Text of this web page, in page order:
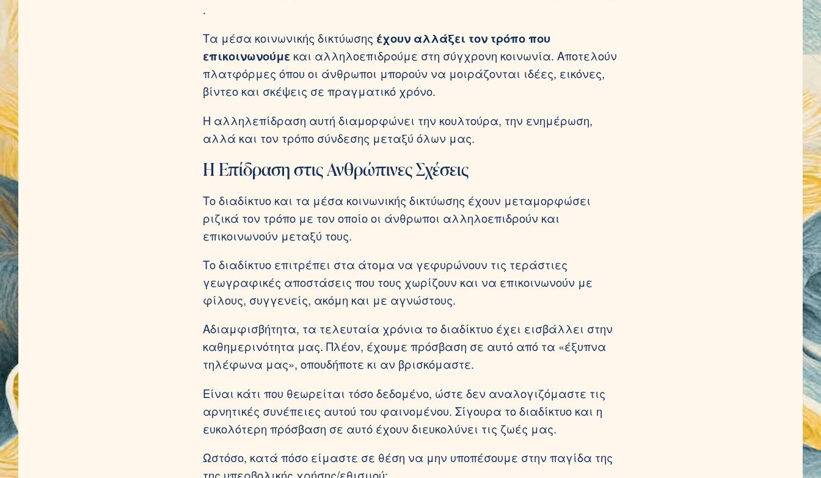
.
Τα μέσα κοινωνικής δικτύωσης έχουν αλλάξει τον τρόπο που
επικοινωνούμε και αλληλοεπιδρούμε στη σύγχρονη κοινωνία. Αποτελούν
πλατφόρμες όπου οι άνθρωποι μπορούν να μοιράζονται ιδέες, εικόνες,
βίντεο και σκέψεις σε πραγματικό χρόνο.
Η αλληλεπίδραση αυτή διαμορφώνει την κουλτούρα, την ενημέρωση,
αλλά και τον τρόπο σύνδεσης μεταξύ όλων μας.
Η Επίδραση στις Ανθρώπινες Σχέσεις
Το διαδίκτυο και τα μέσα κοινωνικής δικτύωσης έχουν μεταμορφώσει
ριζικά τον τρόπο με τον οποίο οι άνθρωποι αλληλοεπιδρούν και
επικοινωνούν μεταξύ τους.
Το διαδίκτυο επιτρέπει στα άτομα να γεφυρώνουν τις τεράστιες
γεωγραφικές αποστάσεις που τους χωρίζουν και να επικοινωνούν με
φίλους, συγγενείς, ακόμη και με αγνώστους.
Αδιαμφισβήτητα, τα τελευταία χρόνια το διαδίκτυο έχει εισβάλλει στην
καθημερινότητα μας. Πλέον, έχουμε πρόσβαση σε αυτό από τα «έξυπνα
τηλέφωνα μας», οπουδήποτε κι αν βρισκόμαστε.
Είναι κάτι που θεωρείται τόσο δεδομένο, ώστε δεν αναλογιζόμαστε τις
αρνητικές συνέπειες αυτού του φαινομένου. Σίγουρα το διαδίκτυο και η
ευκολότερη πρόσβαση σε αυτό έχουν διευκολύνει τις ζωές μας.
Ωστόσο, κατά πόσο είμαστε σε θέση να μην υποπέσουμε στην παγίδα της